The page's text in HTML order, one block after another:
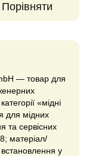
Порівняти
— товар для
«мідні
для мідних
та сервісних
матеріал/
встановлення у